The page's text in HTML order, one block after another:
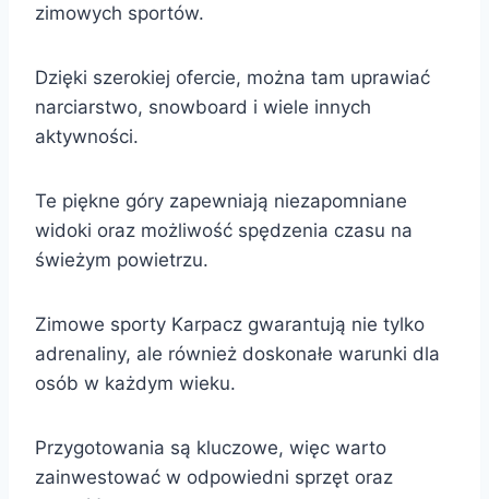
zimowych sportów.
Dzięki szerokiej ofercie, można tam uprawiać
narciarstwo, snowboard i wiele innych
aktywności.
Te piękne góry zapewniają niezapomniane
widoki oraz możliwość spędzenia czasu na
świeżym powietrzu.
Zimowe sporty Karpacz gwarantują nie tylko
adrenaliny, ale również doskonałe warunki dla
osób w każdym wieku.
Przygotowania są kluczowe, więc warto
zainwestować w odpowiedni sprzęt oraz